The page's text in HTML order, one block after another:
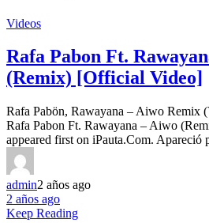
Videos
Rafa Pabon Ft.
(Remix) [Official Video]
Rafa Pabön, Rawayana – Aiwo Remix
Rafa Pabon Ft. Rawayana – Aiwo
appeared first on iPauta.Com. Apareció
admin2 años ago
2 años ago
Keep Reading